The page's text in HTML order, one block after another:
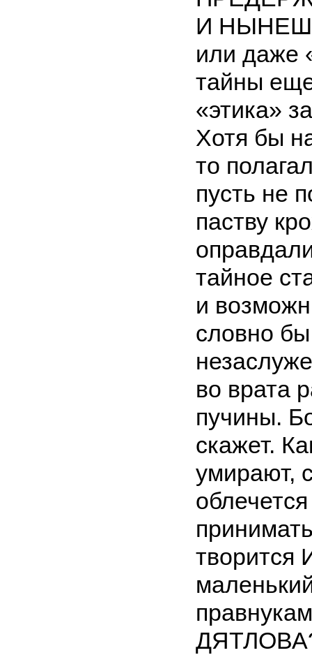
И
или даже
тайны
«этика»
Хотя бы
то
пусть не
паству
тайное
и
словно
во врата
пучины.
скажет.
умирают,
творится